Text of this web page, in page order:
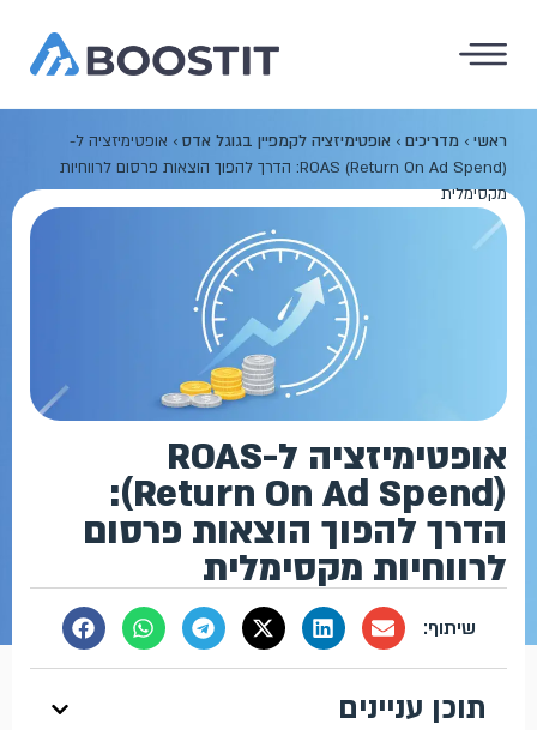
ראשי › מדריכים › אופטימיזציה לקמפיין בגוגל אדס › אופטימיזציה ל-
ROAS (Return On Ad Spend): הדרך להפוך הוצאות פרסום לרווחיות
מקסימלית
אופטימיזציה ל-ROAS
(Return On Ad Spend):
הדרך להפוך הוצאות פרסום
לרווחיות מקסימלית
תוכן עניינים